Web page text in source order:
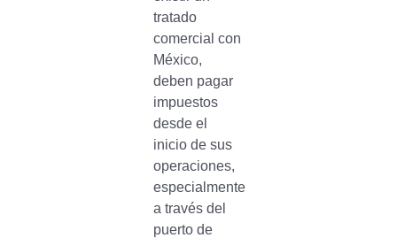
tratado
comercial con
México,
deben pagar
impuestos
desde el
inicio de sus
operaciones,
especialmente
a través del
puerto de